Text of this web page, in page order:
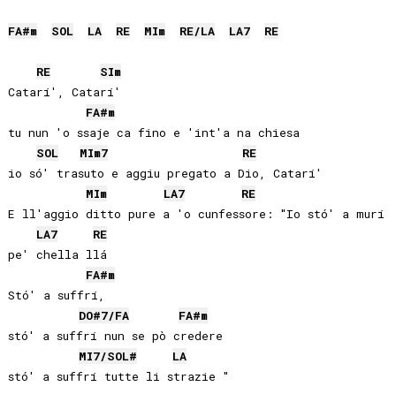
FA#m SOL LA RE MIm RE/LA LA7 RE
RE SIm
Catarí', Catarí'
FA#m
tu nun 'o ssaje ca fino e 'int'a na chiesa
SOL
MIm7
RE
io só' trasuto e aggiu pregato a Dio, Catarí'
MIm LA7
RE
E ll'aggio ditto pure a 'o cunfessore: "Io stó' a murí
LA7
RE
pe' chella llá
FA#m
Stó' a suffrí,
DO#7/FA FA#m
stó' a suffrí nun se pò credere
MI7/SOL#
LA
stó' a suffrí tutte li strazie "